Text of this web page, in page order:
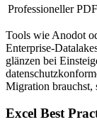
Professioneller
Tools wie Anodot
Enterprise-
glänzen bei
Migration brauchst,
Excel Best